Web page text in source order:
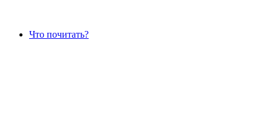
Что почитать?